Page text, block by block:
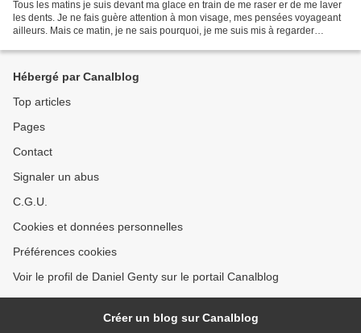
Tous les matins je suis devant ma glace en train de me raser er de me laver
les dents. Je ne fais guère attention à mon visage, mes pensées voyageant
ailleurs. Mais ce matin, je ne sais pourquoi, je me suis mis à regarder
Hébergé par Canalblog
Top articles
Pages
Contact
Signaler un abus
C.G.U.
Cookies et données personnelles
Préférences cookies
Voir le profil de Daniel Genty sur le portail Canalblog
Créer un blog sur Canalblog